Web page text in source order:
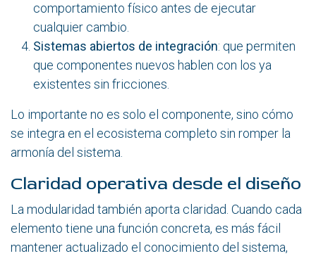
comportamiento físico antes de ejecutar
cualquier cambio.
Sistemas abiertos de integración: que permiten
que componentes nuevos hablen con los ya
existentes sin fricciones.
Lo importante no es solo el componente, sino cómo
se integra en el ecosistema completo sin romper la
armonía del sistema.
Claridad operativa desde el diseño
La modularidad también aporta claridad. Cuando cada
elemento tiene una función concreta, es más fácil
mantener actualizado el conocimiento del sistema,